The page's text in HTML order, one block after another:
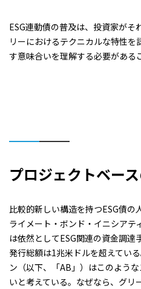
ESG連動債の普及は、投資家がそ
リーにおけるテクニカルな特性
す意味合いを理解する必要がある
プロジェクトベー
比較的新しい構造を持つESG債の
ライメート・ボンド・イニシアテ
は依然としてESG関連の資金調達
発行総額は1兆米ドルを超えてい
ン（以下、「AB」）はこのよう
いと考えている。なぜなら、グリ